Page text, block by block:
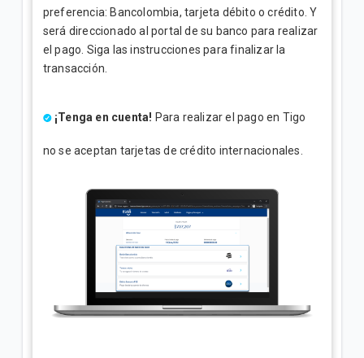
preferencia: Bancolombia, tarjeta débito o crédito. Y
será direccionado al portal de su banco para realizar
el pago. Siga las instrucciones para finalizar la
transacción.
¡Tenga en cuenta! Para realizar el pago en Tigo
no se aceptan tarjetas de crédito internacionales.